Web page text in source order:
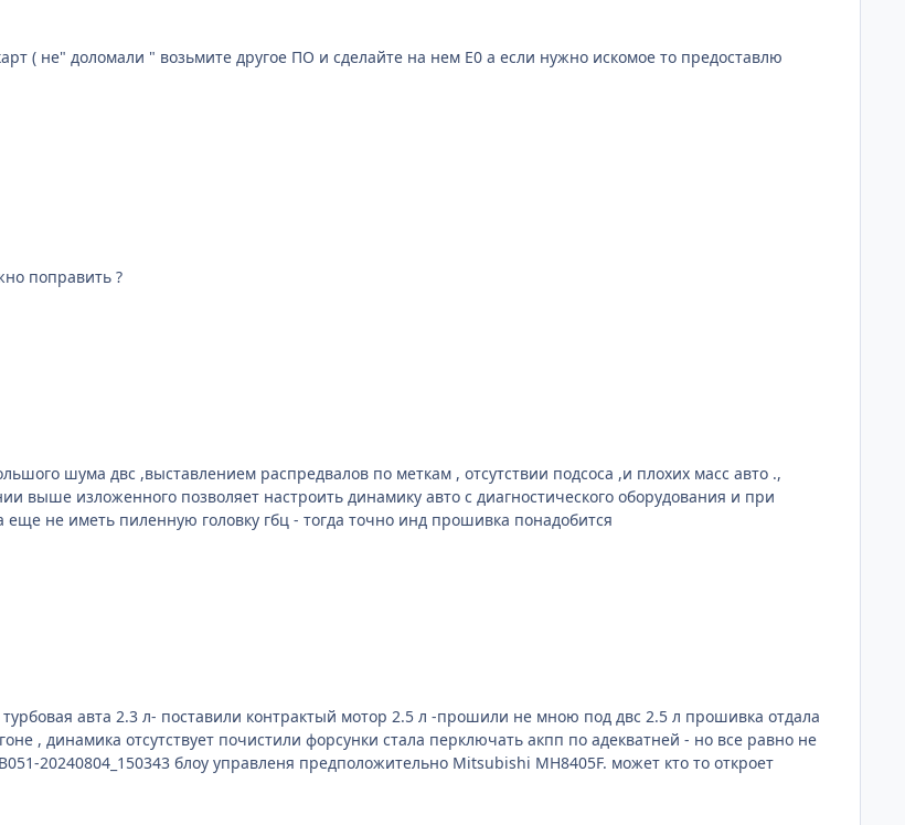
( не" доломали " возьмите другое ПО и сделайте на нем Е0 а если нужно искомое то предоставлю
поправить ?
шума двс ,выставлением распредвалов по меткам , отсутствии подсоса ,и плохих масс авто .,
не иметь пиленную головку гбц - тогда точно инд прошивка понадобится
авта 2.3 л- поставили контрактый мотор 2.5 л -прошили не мною под двс 2.5 л прошивка отдала
перключать акпп по адекватней - но все равно не
20240804_150343 блоу управленя предположительно Mitsubishi MH8405F. может кто то откроет